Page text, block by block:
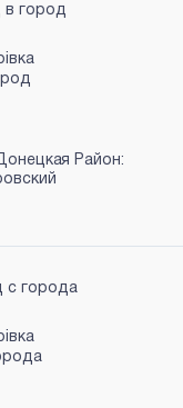
в город
Район:
с города